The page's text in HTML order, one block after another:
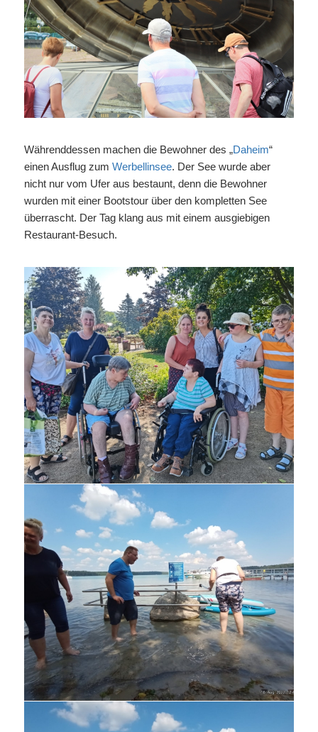
Währenddessen machen die Bewohner des „Daheim“
einen Ausflug zum Werbellinsee. Der See wurde aber
nicht nur vom Ufer aus bestaunt, denn die Bewohner
wurden mit einer Bootstour über den kompletten See
überrascht. Der Tag klang aus mit einem ausgiebigen
Restaurant-Besuch.